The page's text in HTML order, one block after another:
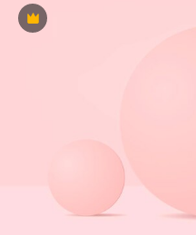
Premium